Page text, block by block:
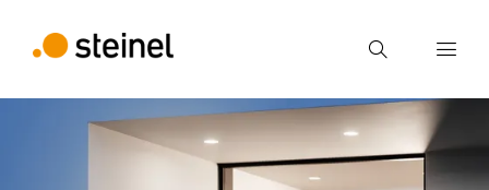
Ricerca
Inserire il termine di ricerca